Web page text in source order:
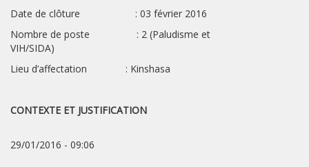
Date de clôture : 03 février 2016
Nombre de poste : 2 (Paludisme et
VIH/SIDA)
Lieu d’affectation : Kinshasa
CONTEXTE ET JUSTIFICATION
29/01/2016 - 09:06